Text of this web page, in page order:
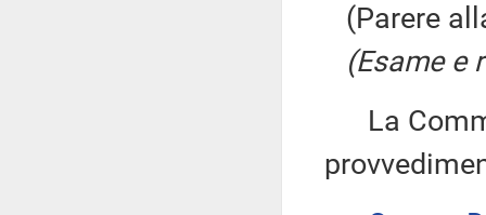
(Parere
(Esame e
La